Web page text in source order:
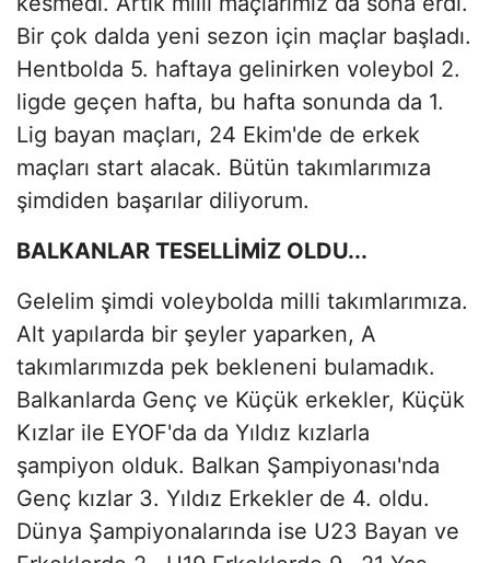
Bir çok dalda yeni sezon için maçlar başladı.
Hentbolda 5. haftaya gelinirken voleybol 2.
ligde geçen hafta, bu hafta sonunda da 1.
Lig bayan maçları, 24 Ekim'de de erkek
maçları start alacak. Bütün takımlarımıza
şimdiden başarılar diliyorum.
BALKANLAR TESELLİMİZ OLDU...
Gelelim şimdi voleybolda milli takımlarımıza.
Alt yapılarda bir şeyler yaparken, A
takımlarımızda pek bekleneni bulamadık.
Balkanlarda Genç ve Küçük erkekler, Küçük
Kızlar ile EYOF'da da Yıldız kızlarla
şampiyon olduk. Balkan Şampiyonası'nda
Genç kızlar 3. Yıldız Erkekler de 4. oldu.
Dünya Şampiyonalarında ise U23 Bayan ve